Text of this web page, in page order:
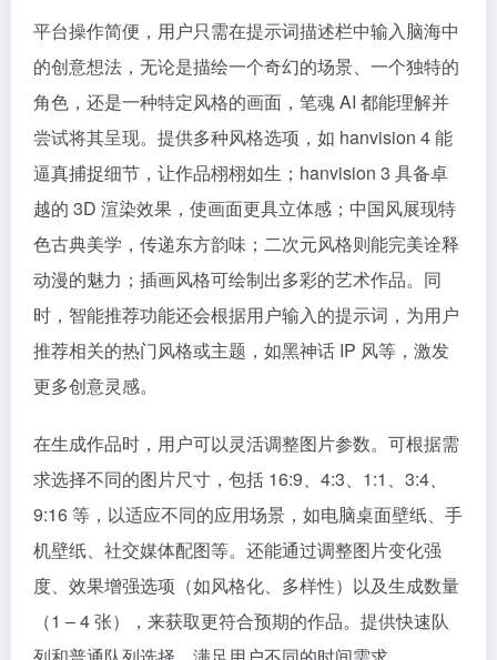
平台操作简便，用户只需在提示词描述栏中输入脑海中
的创意想法，无论是描绘一个奇幻的场景、一个独特的
角色，还是一种特定风格的画面，笔魂 AI 都能理解并
尝试将其呈现。提供多种风格选项，如 hanvision 4 能
逼真捕捉细节，让作品栩栩如生；hanvision 3 具备卓
越的 3D 渲染效果，使画面更具立体感；中国风展现特
色古典美学，传递东方韵味；二次元风格则能完美诠释
动漫的魅力；插画风格可绘制出多彩的艺术作品。同
时，智能推荐功能还会根据用户输入的提示词，为用户
推荐相关的热门风格或主题，如黑神话 IP 风等，激发
更多创意灵感。
在生成作品时，用户可以灵活调整图片参数。可根据需
求选择不同的图片尺寸，包括 16:9、4:3、1:1、3:4、
9:16 等，以适应不同的应用场景，如电脑桌面壁纸、手
机壁纸、社交媒体配图等。还能通过调整图片变化强
度、效果增强选项（如风格化、多样性）以及生成数量
（1 – 4 张），来获取更符合预期的作品。提供快速队